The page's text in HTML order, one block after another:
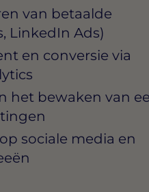
van betaalde
LinkedIn Ads)
en conversie via
het bewaken van
sociale media en